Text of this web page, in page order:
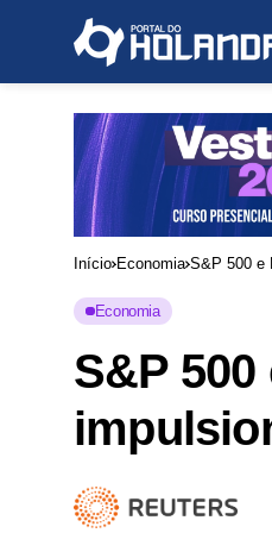
Início Economia S&P 500 e
Economia
S&P